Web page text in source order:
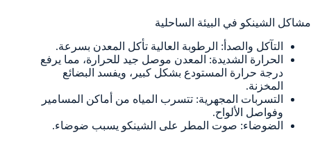
مشاكل الشينكو في البيئة الساحلية
التآكل والصدأ: الرطوبة العالية تأكل المعدن بسرعة.
الحرارة الشديدة: المعدن موصل جيد للحرارة، مما يرفع
درجة حرارة المستودع بشكل كبير، ويفسد البضائع
المخزنة.
التسربات المجهرية: تتسرب المياه من أماكن المسامير
وفواصل الألواح.
الضوضاء: صوت المطر على الشينكو يسبب ضوضاء.